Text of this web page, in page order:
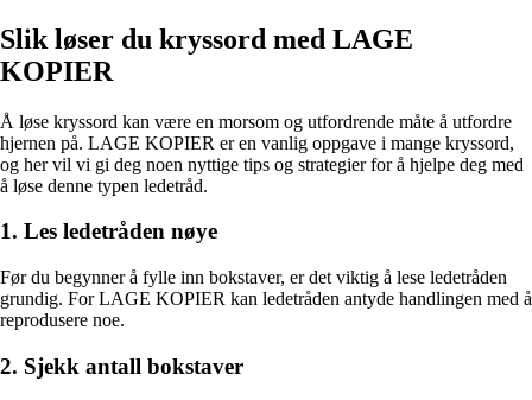
Slik løser du kryssord med LAGE
KOPIER
Å løse kryssord kan være en morsom og utfordrende måte å utfordre
hjernen på. LAGE KOPIER er en vanlig oppgave i mange kryssord,
og her vil vi gi deg noen nyttige tips og strategier for å hjelpe deg med
å løse denne typen ledetråd.
1. Les ledetråden nøye
Før du begynner å fylle inn bokstaver, er det viktig å lese ledetråden
grundig. For LAGE KOPIER kan ledetråden antyde handlingen med å
reprodusere noe.
2. Sjekk antall bokstaver